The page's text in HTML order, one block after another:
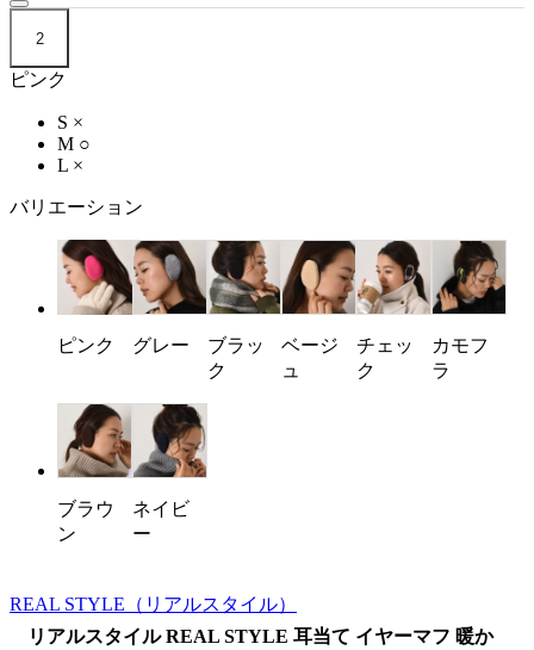
2
ピンク
S ×
M ○
L ×
バリエーション
ピンク グレー
ブラッ
ク
ベージ
ュ
チェッ
ク
カモフ
ラ
ブラウ
ン
ネイビ
ー
REAL STYLE （リアルスタイル）
リアルスタイル REAL STYLE 耳当て イヤーマフ 暖か